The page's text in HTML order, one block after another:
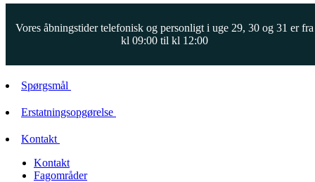
Vores åbningstider telefonisk og personligt i uge 29, 30 og 31 er fra
kl 09:00 til kl 12:00
Spørgsmål
Erstatningsopgørelse
Kontakt
Kontakt
Fagområder